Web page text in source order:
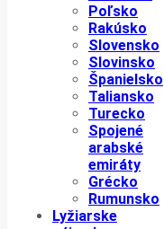
Poľsko
Rakúsko
Slovensko
Slovinsko
Španielsko
Taliansko
Turecko
Spojené
arabské
emiráty
Grécko
Rumunsko
Lyžiarske